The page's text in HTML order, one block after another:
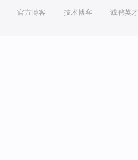
官方博客 技术博客 诚聘英才